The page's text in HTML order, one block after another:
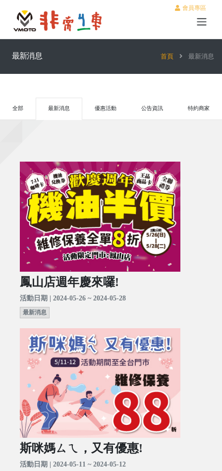
會員專區
最新消息 首頁 最新消息
全部 最新消息 優惠活動 公告資訊 特約商家
鳳山店週年慶來囉!
活動日期 | 2024-05-26 ~ 2024-05-28
最新消息
斯咪媽ㄙㄟ，又有優惠!
活動日期 | 2024-05-11 ~ 2024-05-12